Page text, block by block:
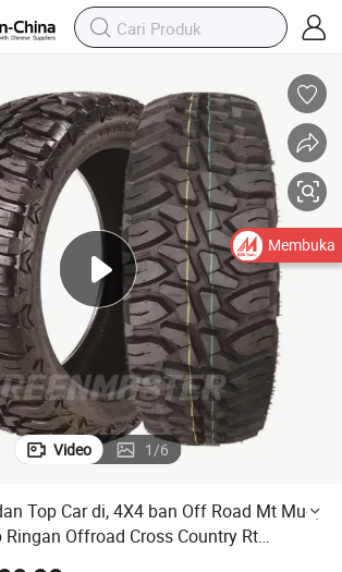
Video 1/6
Top Car di, 4X4 ban Off Road Mt Mud,
Ringan Offroad Cross Country Rt
35X12.50r17 37X12.50r17
Membuka